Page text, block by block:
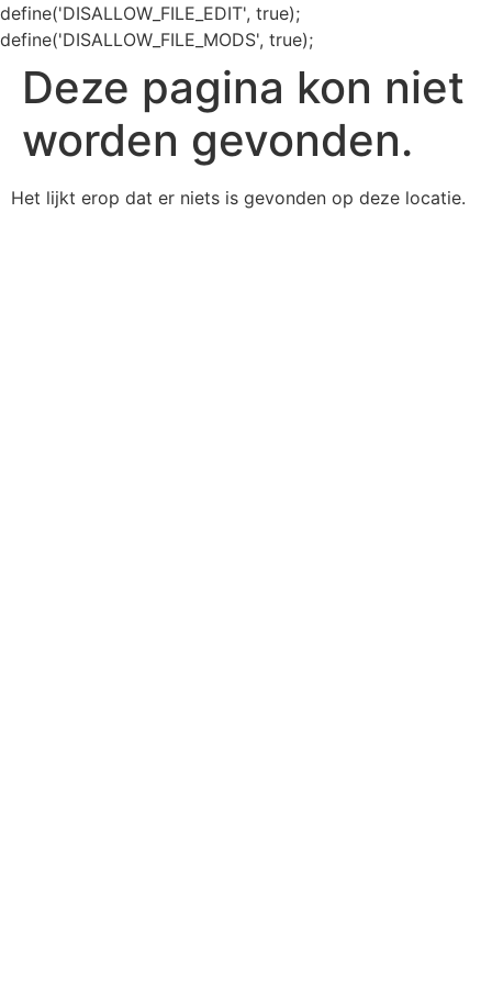
define('DISALLOW_FILE_EDIT', true);
define('DISALLOW_FILE_MODS', true);
Deze pagina kon niet
worden gevonden.
Het lijkt erop dat er niets is gevonden op deze locatie.